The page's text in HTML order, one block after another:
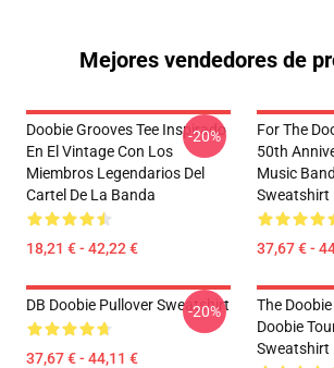
Mejores vendedores de
Doobie Grooves Tee Inspirado
En El Vintage Con Los
Miembros Legendarios Del
Cartel De La Banda
18,21 € - 42,22 €
-20%
For The
50th
Music
Sweatshirt
37,67 € -
DB Doobie Pullover Sweatshirt
37,67 € - 44,11 €
-20%
The Doobie
Doobie
Sweatshirt